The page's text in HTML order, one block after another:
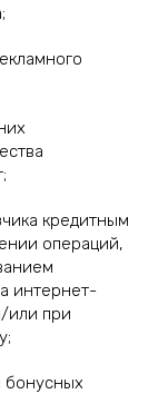
кредитным
операций,
интернет-
или при
бонусных